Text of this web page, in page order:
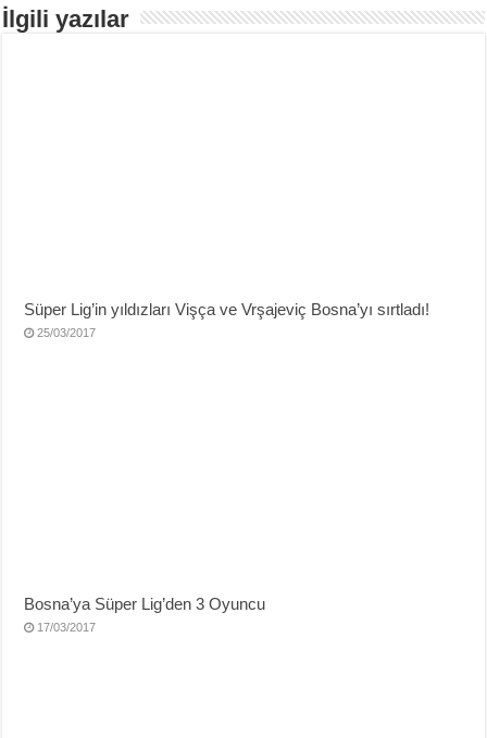
İlgili yazılar
Süper Lig’in yıldızları Vişça ve Vrşajeviç Bosna’yı sırtladı!
25/03/2017
Bosna’ya Süper Lig’den 3 Oyuncu
17/03/2017